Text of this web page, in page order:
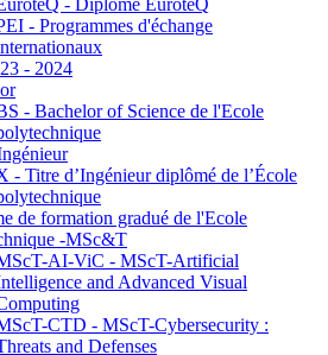
- Diplôme EuroteQ
- Programmes d'échange
- 2024
- Bachelor of Science de l'Ecole
- Titre d’Ingénieur diplômé de l’École
de formation gradué de l'Ecole
-MSc&T
AI-ViC - MScT-Artificial
and Advanced Visual
CTD - MScT-Cybersecurity :
and Defenses